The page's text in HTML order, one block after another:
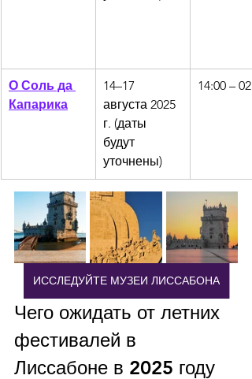
О Соль да
Капарика
14–17
августа 2025
г. (даты
будут
уточнены)
14:00 –
ИССЛЕДУЙТЕ МУЗЕИ ЛИССАБОНА
Чего ожидать от летних
фестивалей в
Лиссабоне в 2025 году